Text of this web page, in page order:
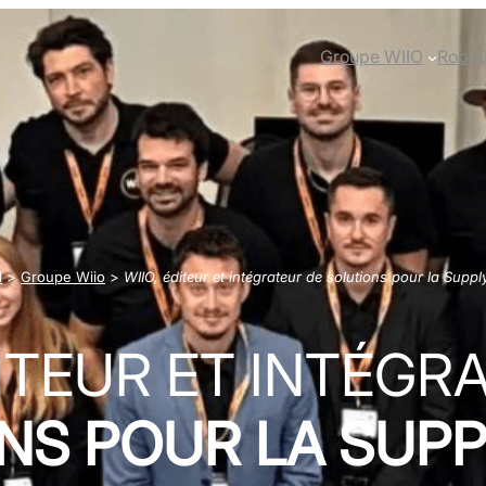
Groupe WIIO
>Groupe Wiio > WIIO, éditeur et intégrateur de solutions pour la
ET
POUR LA